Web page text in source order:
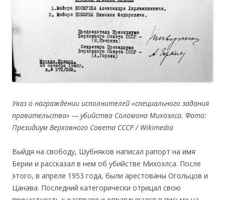
Указ о награждении исполнителей «специального задания
правительства» — убийства Соломона Михоэлса. Фото:
Президиум Верховного Совета СССР / Wikimedia
Выйдя на свободу, Шубняков написал рапорт на имя
Берии и рассказал в нем об убийстве Михоэлса. После
этого, в апреле 1953 года, были арестованы Огольцов и
Цанава. Последний категорически отрицал свою